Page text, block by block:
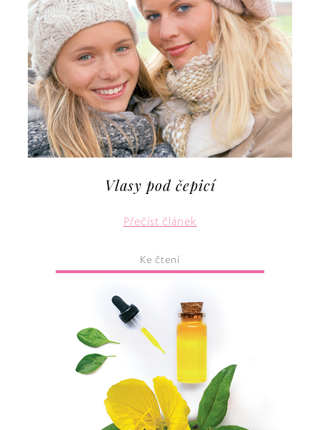
Vlasy pod čepicí
Přečíst článek
Ke čtení